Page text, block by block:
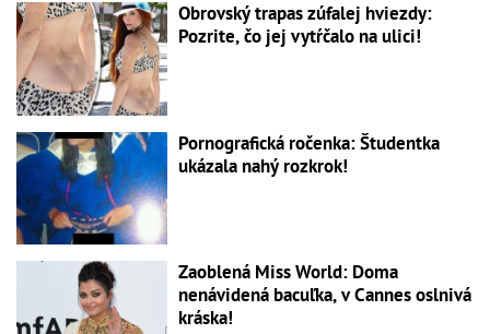
Obrovský trapas zúfalej hviezdy:
Pozrite, čo jej vytŕčalo na ulici!
Pornografická ročenka: Študentka
ukázala nahý rozkrok!
Zaoblená Miss World: Doma
nenávidená bacuľka, v Cannes oslnivá
kráska!